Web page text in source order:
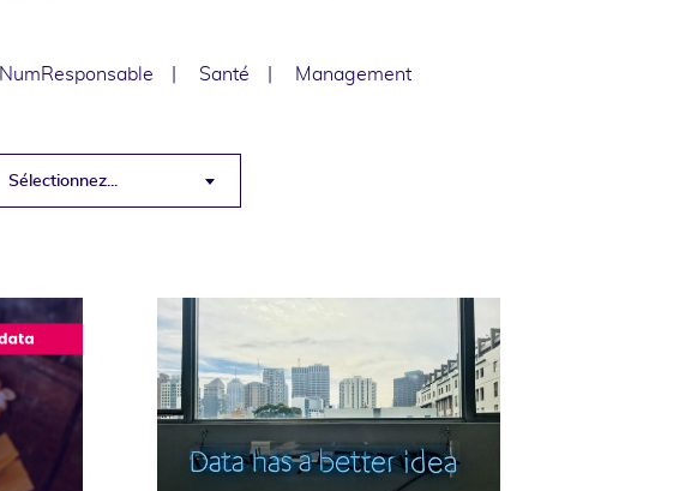
NumResponsable Santé
Management
Sélectionnez...